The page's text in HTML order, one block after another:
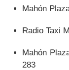
Mahón
Radio Taxi
Mahón
283